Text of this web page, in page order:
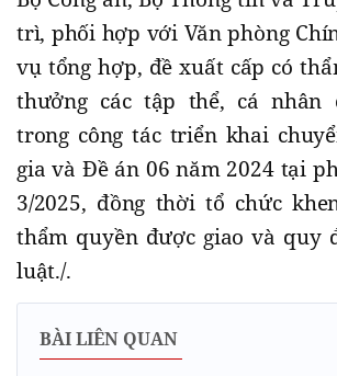
trì, phối hợp với Văn phòng
vụ tổng hợp, đề xuất cấp có
thưởng các tập thể, cá nhân
trong công tác triển khai
gia và Đề án 06 năm 2024 tại
3/2025, đồng thời tổ chức
thẩm quyền được giao và quy
luật./.
BÀI LIÊN QUAN